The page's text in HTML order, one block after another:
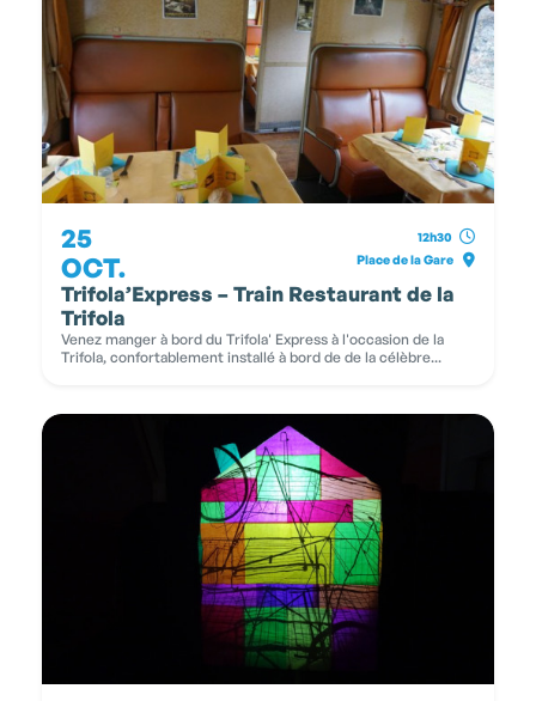
25
OCT.
12h30
Place de la Gare
Trifola’Express – Train Restaurant de la
Trifola
Venez manger à bord du Trifola' Express à l'occasion de la
Trifola, confortablement installé à bord de de la célèbre...